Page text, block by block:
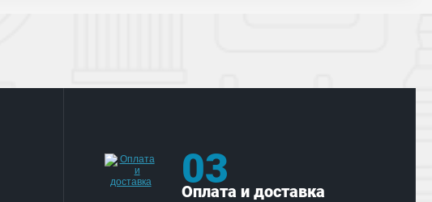
03
Оплата и доставка